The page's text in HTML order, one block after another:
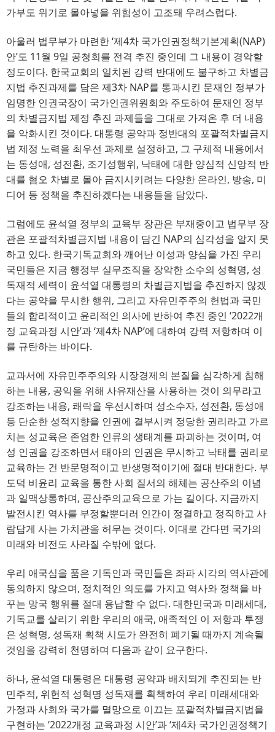
가부도 위기로 몰아넣을 위험성이 고조돼 우려스럽다.
아울러 법무부가 마련한 ‘제4차 국가인권정책기본계획(NAP)
안’도 11월 9일 공청회를 전격 추진 중인데 그 내용이 경악할
정도이다. 한국교회의 일치된 강력 반대에도 불구하고 차별금
지법 추진과제를 담은 제3차 NAP를 통과시킨 문재인 정부가
임명한 인권국장이 국가인권위원회와 주도하여 문재인 정부
의 차별금지법 제정 추진 과제들을 그대로 가져온 후 더 내용
을 악화시킨 것이다. 대통령 공약과 정반대의 포괄적차별금지
법 제정 노력을 최우선 과제로 설정하고, 그 구체적 내용에서
는 동성애, 성전환, 조기성행위, 낙태에 대한 양심적 신앙적 반
대를 혐오 차별로 몰아 금지시키려는 다양한 온라인, 방송, 미
디어 등 정책을 추진하겠다는 내용들을 담았다.
그럼에도 윤석열 정부의 교육부 장관은 부재중이고 법무부 장
관은 포괄적차별금지법 내용이 담긴 NAP의 심각성을 알지 못
하고 있다. 한국기독교회와 깨어난 이성과 양심을 가진 우리
국민들은 지금 행정부 실무조직을 장악한 소수의 성혁명, 성
독재적 세력이 윤석열 대통령의 차별금지법을 추진하지 않겠
다는 공약을 무시한 행위, 그리고 자유민주주의 헌법과 국민
들의 합리적이고 윤리적인 의사에 반하여 추진 중인 ‘2022개
정 교육과정 시안’과 ‘제4차 NAP’에 대하여 강력 저항하며 이
를 규탄하는 바이다.
교과서에 자유민주주의와 시장경제의 본질을 심각하게 침해
하는 내용, 공익을 위해 사유재산을 사용하는 것이 의무라고
강조하는 내용, 쾌락을 우선시하며 성소수자, 성전환, 동성애
등 단순한 성적지향을 인권에 결부시켜 정당한 권리라고 가르
치는 성교육은 존엄한 인류의 생태계를 파괴하는 것이며, 여
성 인권을 강조하면서 태아의 인권은 무시하고 낙태를 권리로
교육하는 건 반문명적이고 반생명적이기에 절대 반대한다. 부
도덕 비윤리 교육을 통한 사회 질서의 해체는 공산주의 이념
과 일맥상통하며, 공산주의교육으로 가는 길이다. 지금까지
발전시킨 역사를 부정할뿐더러 인간이 정결하고 정직하고 사
람답게 사는 가치관을 허무는 것이다. 이대로 간다면 국가의
미래와 비전도 사라질 수밖에 없다.
우리 애국심을 품은 기독인과 국민들은 좌파 시각의 역사관에
동의하지 않으며, 정치적인 의도를 가지고 역사와 정책을 바
꾸는 망국 행위를 절대 용납할 수 없다. 대한민국과 미래세대,
기독교를 살리기 위한 우리의 애국, 애족적인 이 저항과 투쟁
은 성혁명, 성독재 획책 시도가 완전히 폐기될 때까지 계속될
것임을 강력히 천명하며 다음과 같이 요구한다.
하나, 윤석열 대통령은 대통령 공약과 배치되게 추진되는 반
민주적, 위헌적 성혁명 성독재를 획책하여 우리 미래세대와
가정과 사회와 국가를 멸망으로 이끄는 포괄적차별금지법을
구현하는 ‘2022개정 교육과정 시안’과 ‘제4차 국가인권정책기